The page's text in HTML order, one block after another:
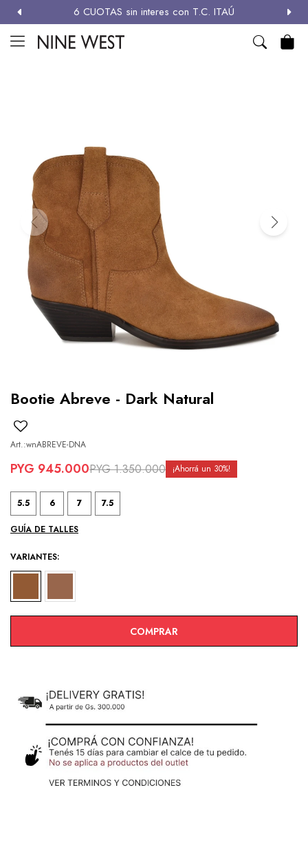
6 CUOTAS sin interes con T.C. ITAÚ

Bootie Abreve - Dark Natural
wnABREVE-DNA
PYG 945.000PYG 1.350.000 30
5.5 6 7 7.5
GUÍA DE TALLES
VARIANTES:
COMPRAR
MI CUENTA
Términos y condiciones